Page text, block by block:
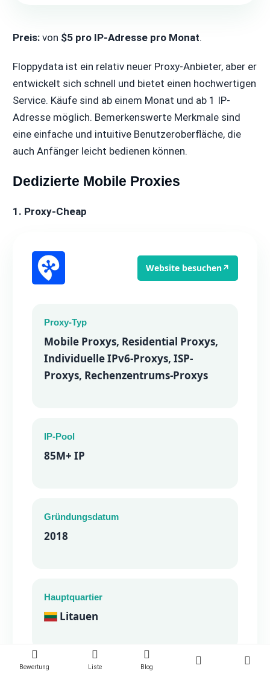
Preis:von $5 pro IP-Adresse pro Monat.
Floppydata ist ein relativ neuer Proxy-Anbieter, aber er
entwickelt sich schnell und bietet einen hochwertigen
Service. Käufe sind ab einem Monat und ab 1 IP-
Adresse möglich. Bemerkenswerte Merkmale sind
eine einfache und intuitive Benutzeroberfläche, die
auch Anfänger leicht bedienen können.
Dedizierte Mobile Proxies
1. Proxy-Cheap
Website besuchen↗
Proxy-Typ
Mobile Proxys, Residential Proxys,
Individuelle IPv6-Proxys, ISP-
Proxys, Rechenzentrums-Proxys
IP-Pool
85M+ IP
Gründungsdatum
2018
Hauptquartier
Litauen
Bewertung Liste Blog